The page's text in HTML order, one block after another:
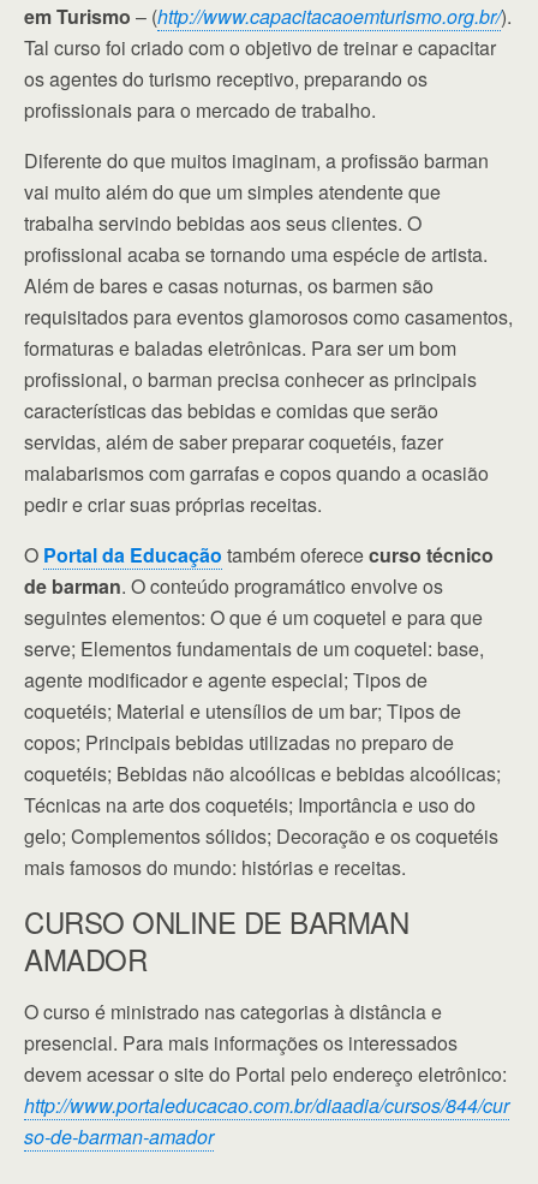
em Turismo – (http://www.capacitacaoemturismo.org.br/).
Tal curso foi criado com o objetivo de treinar e capacitar
os agentes do turismo receptivo, preparando os
profissionais para o mercado de trabalho.
Diferente do que muitos imaginam, a profissão barman
vai muito além do que um simples atendente que
trabalha servindo bebidas aos seus clientes. O
profissional acaba se tornando uma espécie de artista.
Além de bares e casas noturnas, os barmen são
requisitados para eventos glamorosos como casamentos,
formaturas e baladas eletrônicas. Para ser um bom
profissional, o barman precisa conhecer as principais
características das bebidas e comidas que serão
servidas, além de saber preparar coquetéis, fazer
malabarismos com garrafas e copos quando a ocasião
pedir e criar suas próprias receitas.
O Portal da Educação também oferececurso técnico
de barman. O conteúdo programático envolve os
seguintes elementos: O que é um coquetel e para que
serve; Elementos fundamentais de um coquetel: base,
agente modificador e agente especial; Tipos de
coquetéis; Material e utensílios de um bar; Tipos de
copos; Principais bebidas utilizadas no preparo de
coquetéis; Bebidas não alcoólicas e bebidas alcoólicas;
Técnicas na arte dos coquetéis; Importância e uso do
gelo; Complementos sólidos; Decoração e os coquetéis
mais famosos do mundo: histórias e receitas.
CURSO ONLINE DE BARMAN
AMADOR
O curso é ministrado nas categorias à distância e
presencial. Para mais informações os interessados
devem acessar o site do Portal pelo endereço eletrônico:
http://www.portaleducacao.com.br/diaadia/cursos/844/cur
so-de-barman-amador